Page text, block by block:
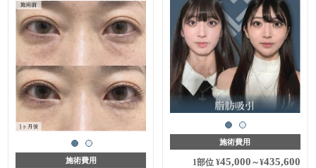
施術費用
施術費用
1部位 ¥45,000 ～¥435,600